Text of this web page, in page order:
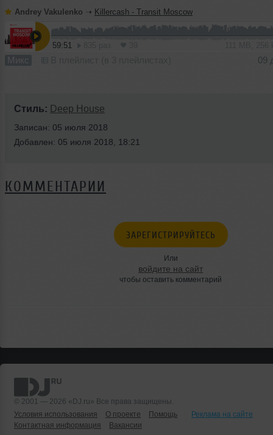
Andrey Vakulenko ➝ Killercash - Transit Moscow
59:51
Микс 09
Стиль: Deep House
Записан: 05 июля 2018
Добавлен: 05 июля 2018, 18:21
КОММЕНТАРИИ
ЗАРЕГИСТРИРУЙТЕСЬ
Или
войдите на сайт
чтобы оставить комментарий
© 2001 — 2026 «DJ.ru» Все права защищены.
Условия использования
О проекте Помощь
Реклама на сайте
Контактная информация
Вакансии